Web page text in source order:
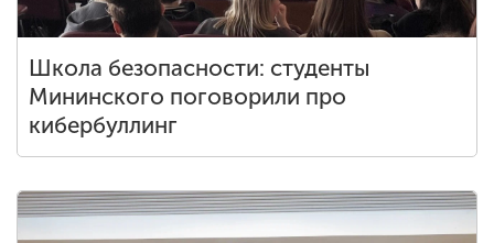
Школа безопасности: студенты
Мининского поговорили про
кибербуллинг